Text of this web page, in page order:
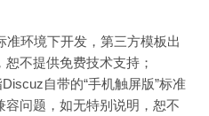
准环境下开发 ，第三方模板出
恕不提供免费技术支持 ；
自带的“手机触屏版”标准
容问题 ，如无特别说明，恕不